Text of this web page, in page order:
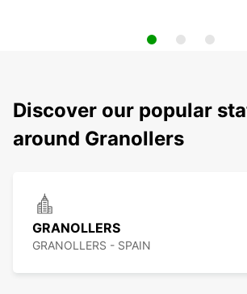
Discover our popular
around Granollers
GRANOLLERS
GRANOLLERS - SPAIN